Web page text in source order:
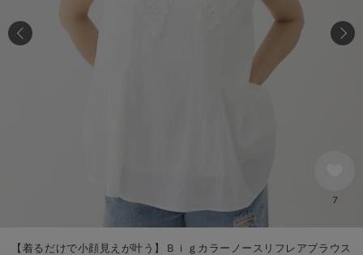
【着るだけで小顔見えが叶う】Ｂｉｇカラーノースリフレアブラウス
7